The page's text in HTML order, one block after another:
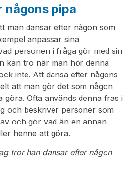
någons pipa
man dansar efter någon som
anpassar sina
personen i fråga gör med sin
kan tro när man hör denna
inte. Att dansa efter någons
att man gör det som någon
göra. Ofta används denna fras i
och beskriver personer som
och gör vad än en annan
henne att göra.
tror han dansar efter någon